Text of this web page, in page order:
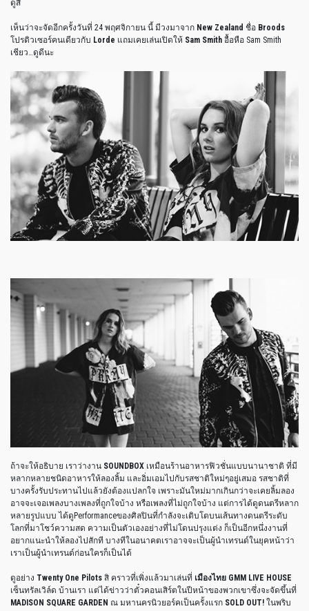
ดูสิ
เห็นว่าจะจัดอีกครั้งวันที่ 24 พฤศจิกายน นี้ มีวงมาจาก New Zealand ชื่อ Broods
โปรดิวเซอร์คนเดียวกับ Lorde แถมเคยเล่นเปิดให้ Sam Smith อื้อหือ Sam Smith
เชียว…ดูดีนะ
ถ้าจะให้อธิบาย เราว่างาน SOUNDBOX เหมือนร้านอาหารฟิวชั่นแบบนานาชาติ ที่มี
หลากหลายชนิดอาหารให้ลองลิ้ม และอิ่มเอมไปกับรสชาติใหม่ๆอยู่เสมอ รสชาติที่
บางครั้งรับประทานไปแล้วยังต้องแปลกใจ เพราะมันใหม่มากเกินกว่าจะเคยลิ้มลอง
อาจจะเจอเพลงบางเพลงที่ถูกใจบ้าง หรือเพลงที่ไม่ถูกใจบ้าง แต่การได้ดูดนตรีหลาก
หลายรูปแบบ ได้ดูPerformanceของศิลปินที่กำลังจะเติบโตบนเส้นทางดนตรีระดับ
โลกที่มาโชว์ความสด ความเป็นตัวเองอย่างที่ไม่โดนปรุงแต่ง ก็เป็นอีกหนึ่งงานที่
อยากแนะนำให้ลองไปสักที บางทีในอนาคตเราอาจจะเป็นผู้นำเทรนด์ในยุคหน้าว่า
เราเป็นผู้นำเทรนด์ก่อนใครก็เป็นได้
ดูอย่าง Twenty One Pilots สิ คราวที่เพิ่งแล้วมาเล่นที่ เมืองไทย GMM LIVE HOUSE
เซ็นทรัลเวิล์ด บ้านเรา แต่ได้ข่าวว่าตั๋วคอนเสิร์ตในปีหน้าของพวกเขาซึ่งจะจัดขึ้นที่
MADISON SQUARE GARDEN ณ มหานครนิวยอร์คเป็นครั้งแรก SOLD OUT! ในพริบ